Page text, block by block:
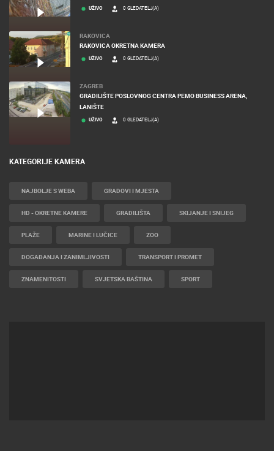
UŽIVO 0 GLEDATELJ(A)
RAKOVICA
RAKOVICA OKRETNA KAMERA
UŽIVO 0 GLEDATELJ(A)
ZAGREB
GRADILIŠTE POSLOVNOG CENTRA PEMO BUSINESS ARENA,
LANIŠTE
UŽIVO 0 GLEDATELJ(A)
KATEGORIJE KAMERA
NAJBOLJE S WEBA GRADOVI I MJESTA
HD - OKRETNE KAMERE GRADILIŠTA SKIJANJE I SNIJEG
PLAŽE MARINE I LUČICE ZOO
DOGAĐANJA I ZANIMLJIVOSTI TRANSPORT I PROMET
ZNAMENITOSTI SVJETSKA BAŠTINA SPORT